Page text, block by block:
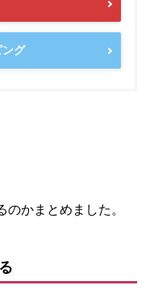
グ
かまとめました。